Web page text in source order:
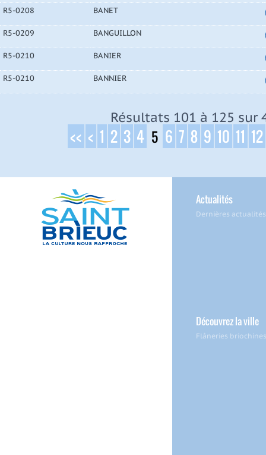
R5-0208 BANET
R5-0209 BANGUILLON
R5-0210 BANIER
R5-0210 BANNIER
Résultats 101 à 125 sur
<< < 1 2 3 4 5 6 7 8 9 10 11 12
Actualités
Dernières actualités
Découvrez la ville
Flâneries briochines